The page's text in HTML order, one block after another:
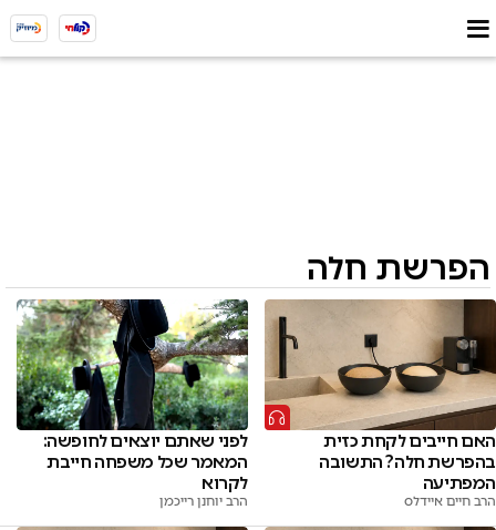
הפרשת חלה
האם חייבים לקחת כזית
בהפרשת חלה? התשובה
המפתיעה
הרב חיים איידלס
לפני שאתם יוצאים לחופשה:
המאמר שכל משפחה חייבת
לקרוא
הרב יוחנן רייכמן